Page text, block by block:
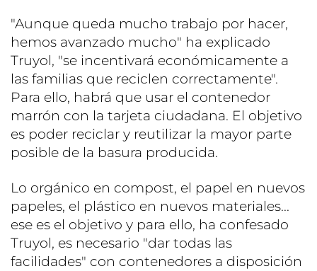
"Aunque queda mucho trabajo por hacer,
hemos avanzado mucho" ha explicado
Truyol, "se incentivará económicamente a
las familias que reciclen correctamente".
Para ello, habrá que usar el contenedor
marrón con la tarjeta ciudadana. El objetivo
es poder reciclar y reutilizar la mayor parte
posible de la basura producida.
Lo orgánico en compost, el papel en nuevos
papeles, el plástico en nuevos materiales...
ese es el objetivo y para ello, ha confesado
Truyol, es necesario "dar todas las
facilidades" con contenedores a disposición